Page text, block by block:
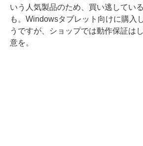
いう人気製品のため、買い逃してい
も。Windowsタブレット向けに購入
うですが、ショップでは動作保証は
意を。